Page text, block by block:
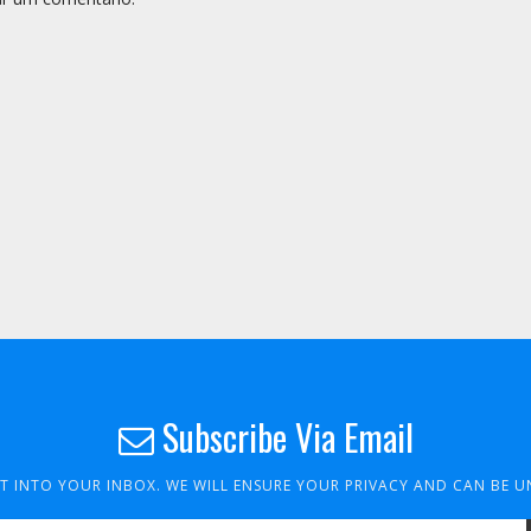
Subscribe Via Email
INTO YOUR INBOX. WE WILL ENSURE YOUR PRIVACY AND CAN BE